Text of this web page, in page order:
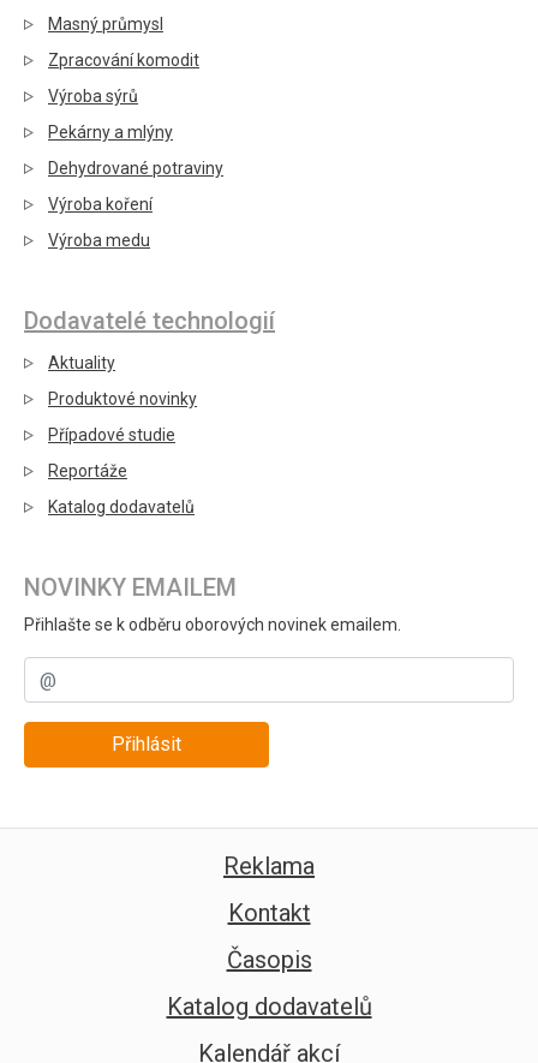
Masný průmysl
Zpracování komodit
Výroba sýrů
Pekárny a mlýny
Dehydrované potraviny
Výroba koření
Výroba medu
Dodavatelé technologií
Aktuality
Produktové novinky
Případové studie
Reportáže
Katalog dodavatelů
NOVINKY EMAILEM
Přihlašte se k odběru oborových novinek emailem.
Přihlásit
Reklama
Kontakt
Časopis
Katalog dodavatelů
Kalendář akcí